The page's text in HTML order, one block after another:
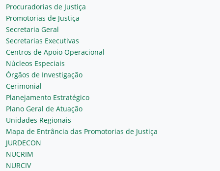
Procuradorias de Justiça
Promotorias de Justiça
Secretaria Geral
Secretarias Executivas
Centros de Apoio Operacional
Núcleos Especiais
Órgãos de Investigação
Cerimonial
Planejamento Estratégico
Plano Geral de Atuação
Unidades Regionais
Mapa de Entrância das Promotorias de Justiça
JURDECON
NUCRIM
NURCIV